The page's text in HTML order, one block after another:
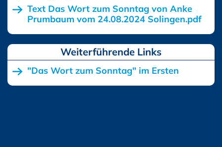
Text Das Wort zum Sonntag von Anke
Prumbaum vom 24.08.2024 Solingen.pdf
"Das Wort zum Sonntag" im Ersten